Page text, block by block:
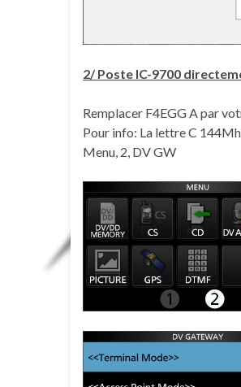
2/ Poste IC-9700
Remplacer F4EGG A par
Pour info: La lettre C
Menu, 2, DV GW